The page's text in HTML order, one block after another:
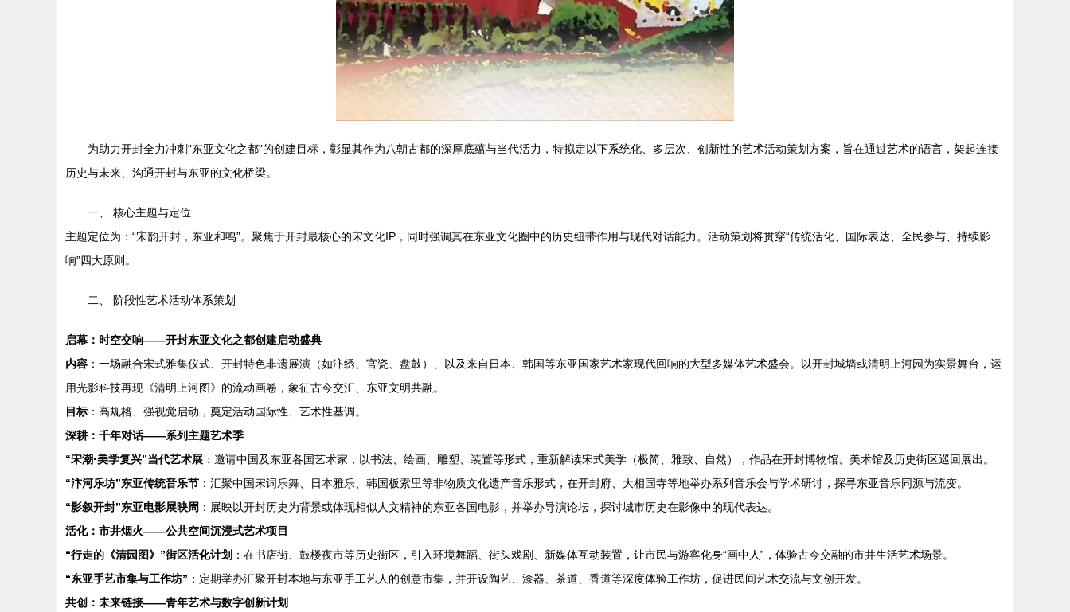
为助力开封全力冲刺“东亚文化之都”的创建目标，彰显其作为八朝古都的深厚底蕴与当代活力，特拟定以下系统化、多层次、创新性的艺术活动策划方案，旨在通过艺术的语言，架起连接
历史与未来、沟通开封与东亚的文化桥梁。
一、 核心主题与定位
主题定位为：“宋韵开封，东亚和鸣”。聚焦于开封最核心的宋文化IP，同时强调其在东亚文化圈中的历史纽带作用与现代对话能力。活动策划将贯穿“传统活化、国际表达、全民参与、持续影
响”四大原则。
二、 阶段性艺术活动体系策划
启幕：时空交响——开封东亚文化之都创建启动盛典
内容 ：一场融合宋式雅集仪式、开封特色非遗展演（如汴绣、官瓷、盘鼓）、以及来自日本、韩国等东亚国家艺术家现代回响的大型多媒体艺术盛会。以开封城墙或清明上河园为实景舞台，运
用光影科技再现《清明上河图》的流动画卷，象征古今交汇、东亚文明共融。
目标 ：高规格、强视觉启动，奠定活动国际性、艺术性基调。
深耕：千年对话——系列主题艺术季
“宋潮·美学复兴”当代艺术展 ：邀请中国及东亚各国艺术家，以书法、绘画、雕塑、装置等形式，重新解读宋式美学（极简、雅致、自然），作品在开封博物馆、美术馆及历史街区巡回展出。
“汴河乐坊”东亚传统音乐节 ：汇聚中国宋词乐舞、日本雅乐、韩国板索里等非物质文化遗产音乐形式，在开封府、大相国寺等地举办系列音乐会与学术研讨，探寻东亚音乐同源与流变。
“影叙开封”东亚电影展映周 ：展映以开封历史为背景或体现相似人文精神的东亚各国电影，并举办导演论坛，探讨城市历史在影像中的现代表达。
活化：市井烟火——公共空间沉浸式艺术项目
“行走的《清园图》”街区活化计划 ：在书店街、鼓楼夜市等历史街区，引入环境舞蹈、街头戏剧、新媒体互动装置，让市民与游客化身“画中人”，体验古今交融的市井生活艺术场景。
“东亚手艺市集与工作坊” ：定期举办汇聚开封本地与东亚手工艺人的创意市集，并开设陶艺、漆器、茶道、香道等深度体验工作坊，促进民间艺术交流与文创开发。
共创：未来链接——青年艺术与数字创新计划